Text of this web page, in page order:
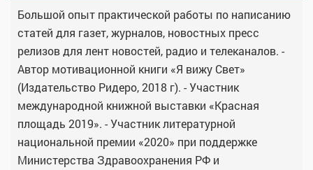
Большой опыт практической работы по написанию
статей для газет, журналов, новостных пресс
релизов для лент новостей, радио и телеканалов. -
Автор мотивационной книги «Я вижу Свет»
(Издательство Ридеро, 2018 г). - Участник
международной книжной выставки «Красная
площадь 2019». - Участник литературной
национальной премии «2020» при поддержке
Министерства Здравоохранения РФ и